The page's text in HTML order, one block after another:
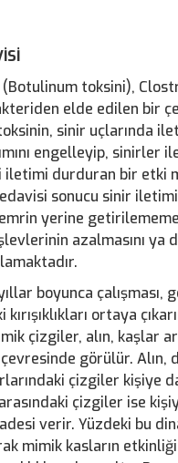
(Botulinum toksini),
elde edilen bir
sinir uçlarında
engelleyip, sinirler
iletimi durduran bir etki
tedavisi sonucu sinir
yerine
azalmasını ya
boyunca çalışması,
ortaya
çizgiler, alın, kaşlar
çevresinde görülür. Alın,
çizgiler kişiye
çizgiler ise
verir. Yüzdeki bu
mimik kasların